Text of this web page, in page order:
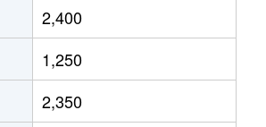
3,000万円
870万円
1,800万円
2,400
1,250
2,350